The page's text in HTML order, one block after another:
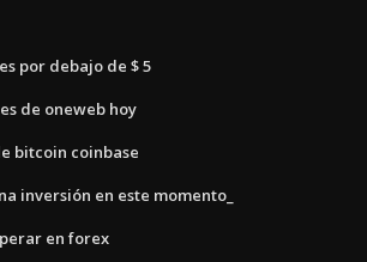
por debajo de $ 5
de oneweb hoy
bitcoin coinbase
inversión en este momento_
en forex